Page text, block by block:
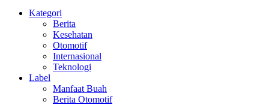
Kategori
Berita
Kesehatan
Otomotif
Internasional
Teknologi
Label
Manfaat Buah
Berita Otomotif